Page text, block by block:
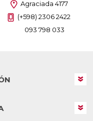
Agraciada 4177
(+598) 2306 2422
093 798 033